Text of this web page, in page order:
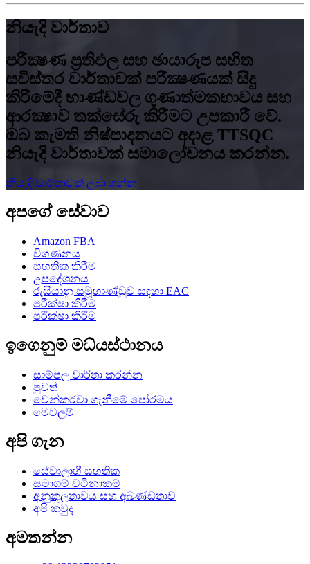
නියැදි වාර්තාව
පරීක්‍ෂණ ප්‍රතිඵල සහ ඡායාරූප සහිත
සවිස්තර වාර්තාවක් පරීක්‍ෂණයක් සිදු
කිරීමේදී භාණ්ඩවල ගුණාත්මකභාවය සහ
ආරක්‍ෂාව තක්සේරු කිරීමට උපකාරී වේ.
ඔබ කැමති නිෂ්පාදනයට අදාළ TTSQC
නියැදි වාර්තාවක් සමාලෝචනය කරන්න.
නියැදි වාර්තාවක් ලබා ගන්න
අපගේ සේවාව
Amazon FBA
විගණනය
සහතික කිරීම
උපදේශනය
රුසියානු සමූහාණ්ඩුව සඳහා EAC
පරීක්ෂා කිරීම
පරීක්ෂා කිරීම
ඉගෙනුම් මධ්යස්ථානය
සාම්පල වාර්තා කරන්න
පුවත්
වෙන්කරවා ගැනීමේ පෝරමය
මෙවලම්
අපි ගැන
සේවාලාභී සහතික
සමාගම් වටිනාකම්
අනුකූලතාවය සහ අඛණ්ඩතාව
අපි කවුද
අමතන්න